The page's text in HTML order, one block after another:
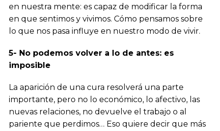
en nuestra mente: es capaz de modificar la forma
en que sentimos y vivimos. Cómo pensamos sobre
lo que nos pasa influye en nuestro modo de vivir.
5- No podemos volver a lo de antes: es
imposible
La aparición de una cura resolverá una parte
importante, pero no lo económico, lo afectivo, las
nuevas relaciones, no devuelve el trabajo o al
pariente que perdimos… Eso quiere decir que más